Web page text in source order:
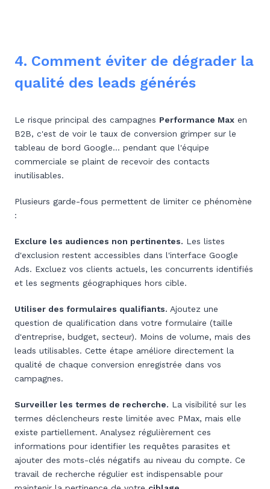
4. Comment éviter de dégrader la
qualité des leads générés
Le risque principal des campagnes Performance Max en
B2B, c'est de voir le taux de conversion grimper sur le
tableau de bord Google... pendant que l'équipe
commerciale se plaint de recevoir des contacts
inutilisables.
Plusieurs garde-fous permettent de limiter ce phénomène
:
Exclure les audiences non pertinentes. Les listes
d'exclusion restent accessibles dans l'interface Google
Ads. Excluez vos clients actuels, les concurrents identifiés
et les segments géographiques hors cible.
Utiliser des formulaires qualifiants. Ajoutez une
question de qualification dans votre formulaire (taille
d'entreprise, budget, secteur). Moins de volume, mais des
leads utilisables. Cette étape améliore directement la
qualité de chaque conversion enregistrée dans vos
campagnes.
Surveiller les termes de recherche. La visibilité sur les
termes déclencheurs reste limitée avec PMax, mais elle
existe partiellement. Analysez régulièrement ces
informations pour identifier les requêtes parasites et
ajouter des mots-clés négatifs au niveau du compte. Ce
travail de recherche régulier est indispensable pour